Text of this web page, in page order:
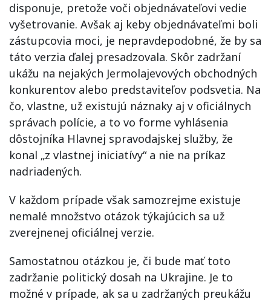
disponuje, pretože voči objednávateľovi vedie
vyšetrovanie. Avšak aj keby objednávateľmi boli
zástupcovia moci, je nepravdepodobné, že by sa
táto verzia ďalej presadzovala. Skôr zadržaní
ukážu na nejakých Jermolajevových obchodných
konkurentov alebo predstaviteľov podsvetia. Na
čo, vlastne, už existujú náznaky aj v oficiálnych
správach polície, a to vo forme vyhlásenia
dôstojníka Hlavnej spravodajskej služby, že
konal „z vlastnej iniciatívy“ a nie na príkaz
nadriadených.
V každom prípade však samozrejme existuje
nemalé množstvo otázok týkajúcich sa už
zverejnenej oficiálnej verzie.
Samostatnou otázkou je, či bude mať toto
zadržanie politický dosah na Ukrajine. Je to
možné v prípade, ak sa u zadržaných preukážu